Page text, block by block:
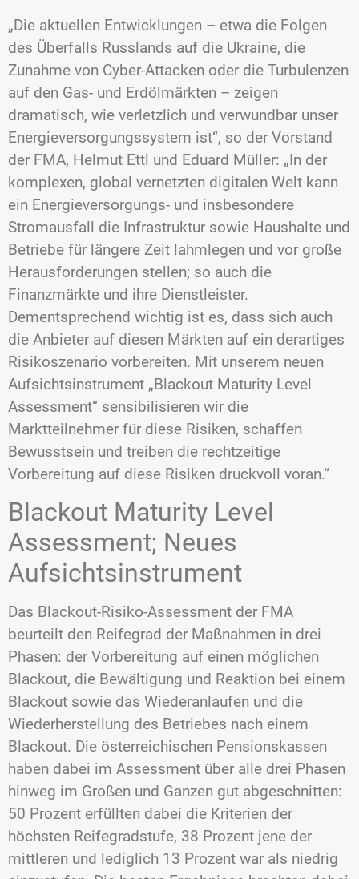
„Die aktuellen Entwicklungen – etwa die Folgen
des Überfalls Russlands auf die Ukraine, die
Zunahme von Cyber-Attacken oder die Turbulenzen
auf den Gas- und Erdölmärkten – zeigen
dramatisch, wie verletzlich und verwundbar unser
Energieversorgungssystem ist“, so der Vorstand
der FMA, Helmut Ettl und Eduard Müller: „In der
komplexen, global vernetzten digitalen Welt kann
ein Energieversorgungs- und insbesondere
Stromausfall die Infrastruktur sowie Haushalte und
Betriebe für längere Zeit lahmlegen und vor große
Herausforderungen stellen; so auch die
Finanzmärkte und ihre Dienstleister.
Dementsprechend wichtig ist es, dass sich auch
die Anbieter auf diesen Märkten auf ein derartiges
Risikoszenario vorbereiten. Mit unserem neuen
Aufsichtsinstrument „Blackout Maturity Level
Assessment“ sensibilisieren wir die
Marktteilnehmer für diese Risiken, schaffen
Bewusstsein und treiben die rechtzeitige
Vorbereitung auf diese Risiken druckvoll voran.“
Blackout Maturity Level
Assessment; Neues
Aufsichtsinstrument
Das Blackout-Risiko-Assessment der FMA
beurteilt den Reifegrad der Maßnahmen in drei
Phasen: der Vorbereitung auf einen möglichen
Blackout, die Bewältigung und Reaktion bei einem
Blackout sowie das Wiederanlaufen und die
Wiederherstellung des Betriebes nach einem
Blackout. Die österreichischen Pensionskassen
haben dabei im Assessment über alle drei Phasen
hinweg im Großen und Ganzen gut abgeschnitten:
50 Prozent erfüllten dabei die Kriterien der
höchsten Reifegradstufe, 38 Prozent jene der
mittleren und lediglich 13 Prozent war als niedrig